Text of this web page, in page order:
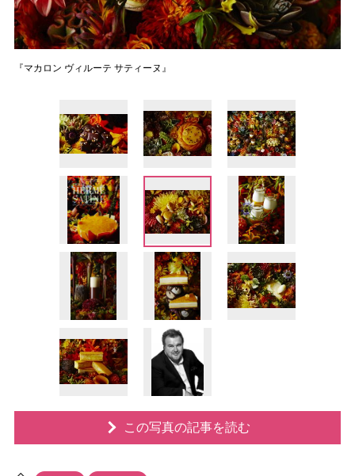
『マカロン ヴィルーテ サティーヌ』
この写真の記事を読む